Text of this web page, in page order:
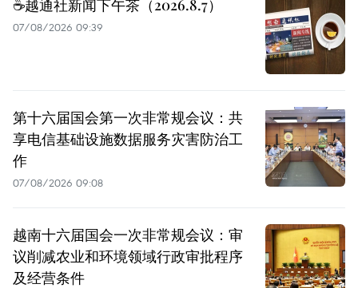
☕️越通社新闻下午茶（2026.8.7）
07/08/2026 09:39
第十六届国会第一次非常规会议：共
享电信基础设施数据服务灾害防治工
作
07/08/2026 09:08
越南十六届国会一次非常规会议：审
议削减农业和环境领域行政审批程序
及经营条件